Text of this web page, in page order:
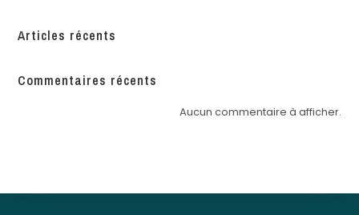
Articles récents
Commentaires récents
Aucun commentaire à afficher.